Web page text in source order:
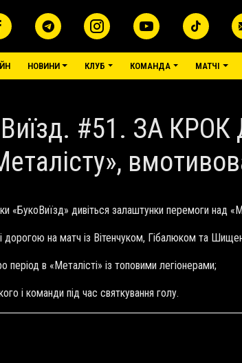
меню
НОВИНИ КЛУБ КОМАНДА МАТЧІ
#51. ЗА
«БукоВиїзд» дивіться залаштунки перемоги над
дорогою на матч із Вітенчуком, Гібалюком та
період в «Металісті» із топовими легіонерами;
і команди під час святкування голу.